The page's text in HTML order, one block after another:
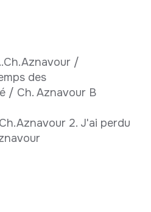
/
des
/ Ch. Aznavour B
2. J'ai perdu